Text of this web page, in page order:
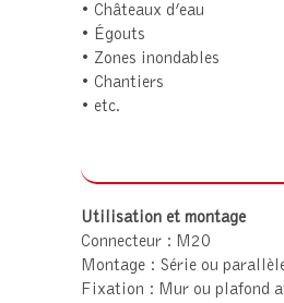
• Châteaux d’eau
• Égouts
• Zones inondables
• Chantiers
• etc.
Utilisation et montage
Connecteur : M20
Montage : Série ou
Fixation : Mur ou plafond